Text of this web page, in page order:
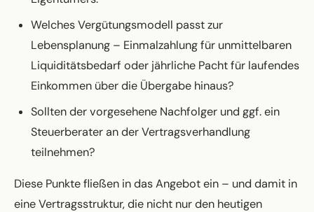
Welches Vergütungsmodell passt zur
Lebensplanung – Einmalzahlung für unmittelbaren
Liquiditätsbedarf oder jährliche Pacht für laufendes
Einkommen über die Übergabe hinaus?
Sollten der vorgesehene Nachfolger und ggf. ein
Steuerberater an der Vertragsverhandlung
teilnehmen?
Diese Punkte fließen in das Angebot ein – und damit in
eine Vertragsstruktur, die nicht nur den heutigen